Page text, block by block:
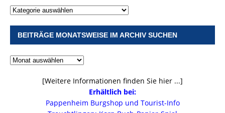
BEITRÄGE MONATSWEISE IM ARCHIV SUCHEN
[Weitere Informationen finden Sie hier ...]
Erhältlich bei:
Pappenheim Burgshop und Tourist-Info